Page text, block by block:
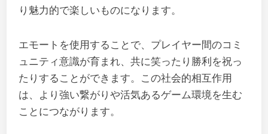
り魅力的で楽しいものになります。
エモートを使用することで、プレイヤー間のコミ
ュニティ意識が育まれ、共に笑ったり勝利を祝っ
たりすることができます。この社会的相互作用
は、より強い繋がりや活気あるゲーム環境を生む
ことにつながります。